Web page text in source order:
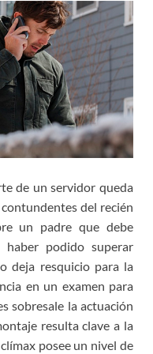
de un servidor queda
del recién
un padre que debe
haber podido superar
deja resquicio para la
en un examen para
sobresale la actuación
resulta clave a la
posee un nivel de